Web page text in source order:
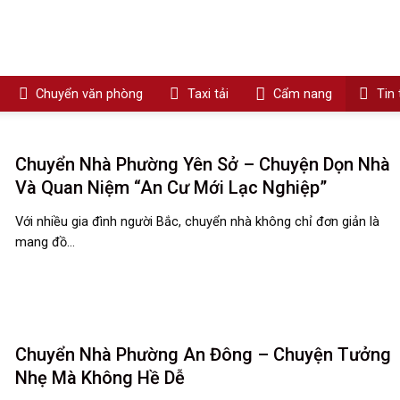
Chuyển văn phòng Taxi tải Cẩm nang Tin
Chuyển Nhà Phường Yên Sở – Chuyện Dọn Nhà
Và Quan Niệm “An Cư Mới Lạc Nghiệp”
Với nhiều gia đình người Bắc, chuyển nhà không chỉ đơn giản là
mang đồ...
Chuyển Nhà Phường An Đông – Chuyện Tưởng
Nhẹ Mà Không Hề Dễ